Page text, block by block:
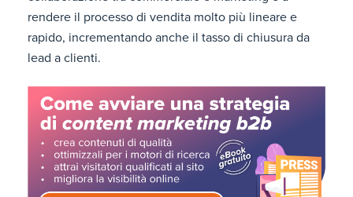
rendere il processo di vendita molto più lineare e
rapido, incrementando anche il tasso di chiusura da
lead a clienti.